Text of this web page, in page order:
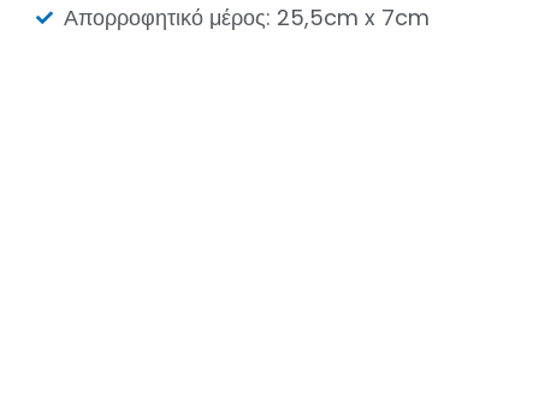
Απορροφητικό μέρος: 25,5cm x 7cm